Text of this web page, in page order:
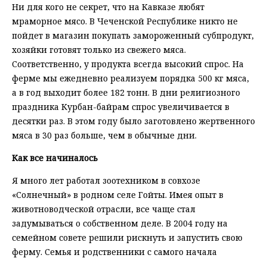
Ни для кого не секрет, что на Кавказе любят
мраморное мясо. В Чеченской Республике никто не
пойдет в магазин покупать замороженный субпродукт,
хозяйки готовят только из свежего мяса.
Соответственно, у продукта всегда высокий спрос. На
ферме мы ежедневно реализуем порядка 500 кг мяса,
а в год выходит более 182 тонн. В дни религиозного
праздника Курбан-байрам спрос увеличивается в
десятки раз. В этом году было заготовлено жертвенного
мяса в 30 раз больше, чем в обычные дни.
Как все начиналось
Я много лет работал зоотехником в совхозе
«Солнечный» в родном селе Гойты. Имея опыт в
животноводческой отрасли, все чаще стал
задумываться о собственном деле. В 2004 году на
семейном совете решили рискнуть и запустить свою
ферму. Семья и родственники с самого начала